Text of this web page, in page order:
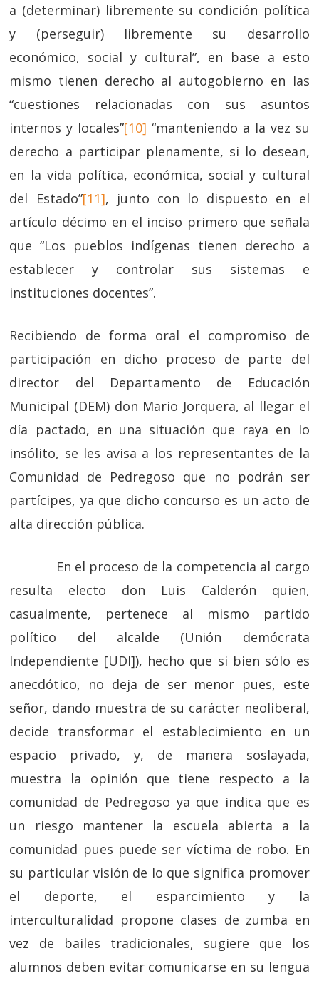
a (determinar) libremente su condición política
y (perseguir) libremente su desarrollo
económico, social y cultural”, en base a esto
mismo tienen derecho al autogobierno en las
“cuestiones relacionadas con sus asuntos
internos y locales”[10] “manteniendo a la vez su
derecho a participar plenamente, si lo desean,
en la vida política, económica, social y cultural
del Estado”[11], junto con lo dispuesto en el
artículo décimo en el inciso primero que señala
que “Los pueblos indígenas tienen derecho a
establecer y controlar sus sistemas e
instituciones docentes”.
Recibiendo de forma oral el compromiso de
participación en dicho proceso de parte del
director del Departamento de Educación
Municipal (DEM) don Mario Jorquera, al llegar el
día pactado, en una situación que raya en lo
insólito, se les avisa a los representantes de la
Comunidad de Pedregoso que no podrán ser
partícipes, ya que dicho concurso es un acto de
alta dirección pública.
En el proceso de la competencia al cargo
resulta electo don Luis Calderón quien,
casualmente, pertenece al mismo partido
político del alcalde (Unión demócrata
Independiente [UDI]), hecho que si bien sólo es
anecdótico, no deja de ser menor pues, este
señor, dando muestra de su carácter neoliberal,
decide transformar el establecimiento en un
espacio privado, y, de manera soslayada,
muestra la opinión que tiene respecto a la
comunidad de Pedregoso ya que indica que es
un riesgo mantener la escuela abierta a la
comunidad pues puede ser víctima de robo. En
su particular visión de lo que significa promover
el deporte, el esparcimiento y la
interculturalidad propone clases de zumba en
vez de bailes tradicionales, sugiere que los
alumnos deben evitar comunicarse en su lengua